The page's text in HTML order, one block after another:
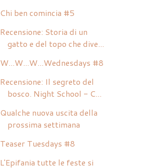
Chi ben comincia #5
Recensione: Storia di un
gatto e del topo che dive...
W...W...W...Wednesdays #8
Recensione: Il segreto del
bosco. Night School - C...
Qualche nuova uscita della
prossima settimana
Teaser Tuesdays #8
L'Epifania tutte le feste si